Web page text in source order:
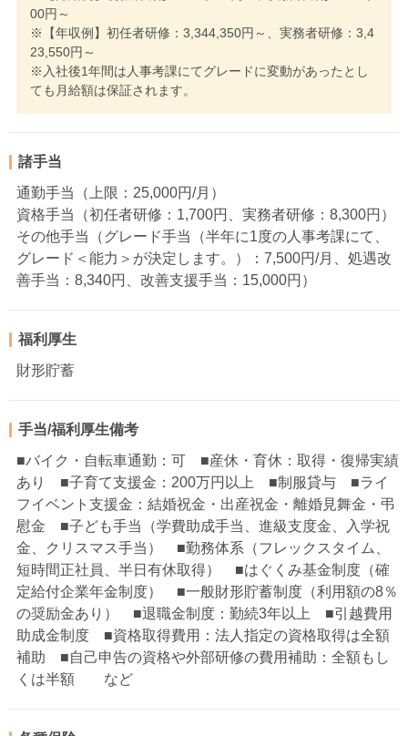
00円～
※【年収例】初任者研修：3,344,350円～、実務者研修：3,4
23,550円～
※入社後1年間は人事考課にてグレードに変動があったとし
ても月給額は保証されます。
諸手当
通勤手当（上限：25,000円/月）
資格手当（初任者研修：1,700円、実務者研修：8,300円）
その他手当（グレード手当（半年に1度の人事考課にて、
グレード＜能力＞が決定します。）：7,500円/月、処遇改
善手当：8,340円、改善支援手当：15,000円）
福利厚生
財形貯蓄
手当/福利厚生備考
■バイク・自転車通勤：可 ■産休・育休：取得・復帰実績
あり ■子育て支援金：200万円以上 ■制服貸与 ■ライ
フイベント支援金：結婚祝金・出産祝金・離婚見舞金・弔
慰金 ■子ども手当（学費助成手当、進級支度金、入学祝
金、クリスマス手当） ■勤務体系（フレックスタイム、
短時間正社員、半日有休取得） ■はぐくみ基金制度（確
定給付企業年金制度） ■一般財形貯蓄制度（利用額の8％
の奨励金あり） ■退職金制度：勤続3年以上 ■引越費用
助成金制度 ■資格取得費用：法人指定の資格取得は全額
補助 ■自己申告の資格や外部研修の費用補助：全額もし
くは半額 など